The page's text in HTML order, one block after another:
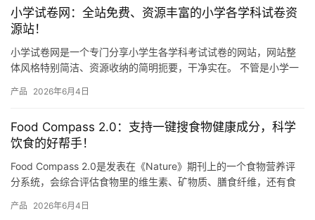
小学试卷网：全站免费、资源丰富的小学各学科试卷资
源站！
小学试卷网是一个专门分享小学生各学科考试试卷的网站，网站整
体风格特别简洁、资源收纳的简明扼要，干净实在。 不管是小学一
都有…
产品 2026年6月4日
Food Compass 2.0：支持一键搜食物健康成分，科学
饮食的好帮手！
Food Compass 2.0是发表在《Nature》期刊上的一个食物营养评
分系统，会综合评估食物里的维生素、矿物质、膳食纤维，还有食
产品 2026年6月4日